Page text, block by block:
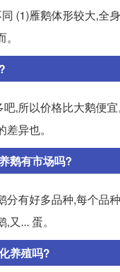
(1)雁鹅体形较大,全
,所以价格比大鹅便
异也。
鹅有市场吗?
分有好多品种,每个品
... 蛋。
养殖吗?